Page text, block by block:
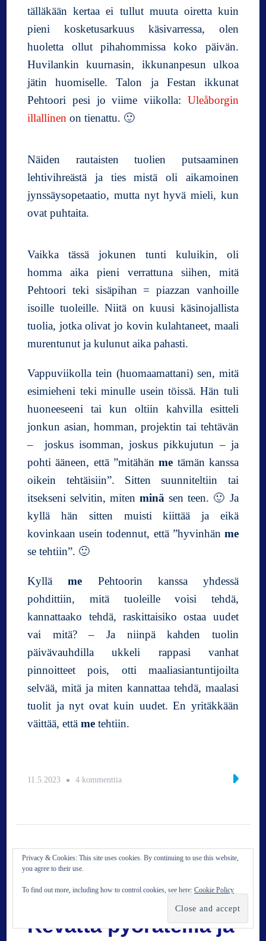
tälläkään kertaa ei tullut muuta oiretta kuin
pieni kosketusarkuus käsivarressa, olen
huoletta ollut pihahommissa koko päivän.
Huvilankin kuurnasin, ikkunanpesun ulkoa
jätin huomiselle. Talon ja Festan ikkunat
Pehtoori pesi jo viime viikolla: Uleåborgin
illallinen on tienattu. 🙂
Näiden rautaisten tuolien putsaaminen
lehtivihreästä ja ties mistä oli aikamoinen
jynssäysopetaatio, mutta nyt hyvä mieli, kun
ovat puhtaita.
Vaikka tässä jokunen tunti kuluikin, oli
homma aika pieni verrattuna siihen, mitä
Pehtoori teki sisäpihan = piazzan vanhoille
isoille tuoleille. Niitä on kuusi käsinojallista
tuolia, jotka olivat jo kovin kulahtaneet, maali
murentunut ja kulunut aika pahasti.
Vappuviikolla tein (huomaamattani) sen, mitä
esimieheni teki minulle usein töissä. Hän tuli
huoneeseeni tai kun oltiin kahvilla esitteli
jonkun asian, homman, projektin tai tehtävän
– joskus isomman, joskus pikkujutun – ja
pohti ääneen, että ”mitähänme tämän kanssa
oikein tehtäisiin”. Sitten suunniteltiin tai
itsekseni selvitin, mitenminä sen teen. 🙂 Ja
kyllä hän sitten muisti kiittää ja eikä
kovinkaan usein todennut, että ”hyvinhän me
se tehtiin”. 🙂
Kylläme Pehtoorin kanssa yhdessä
pohdittiin, mitä tuoleille voisi tehdä,
kannattaako tehdä, raskittaisiko ostaa uudet
vai mitä? – Ja niinpä kahden tuolin
päivävauhdilla ukkeli rappasi vanhat
pinnoitteet pois, otti maaliasiantuntijoilta
selvää, mitä ja miten kannattaa tehdä, maalasi
tuolit ja nyt ovat kuin uudet. En yritäkkään
väittää, ettäme tehtiin.
11.5.2023 4 kommenttia
k
e
i
V
PUUTARHAHOMMIA
Kevättä pyöräteillä ja
Privacy & Cookies: This site uses cookies. By continuing to use this website,
you agree to their use.
To find out more, including how to control cookies, see here: Cookie Policy